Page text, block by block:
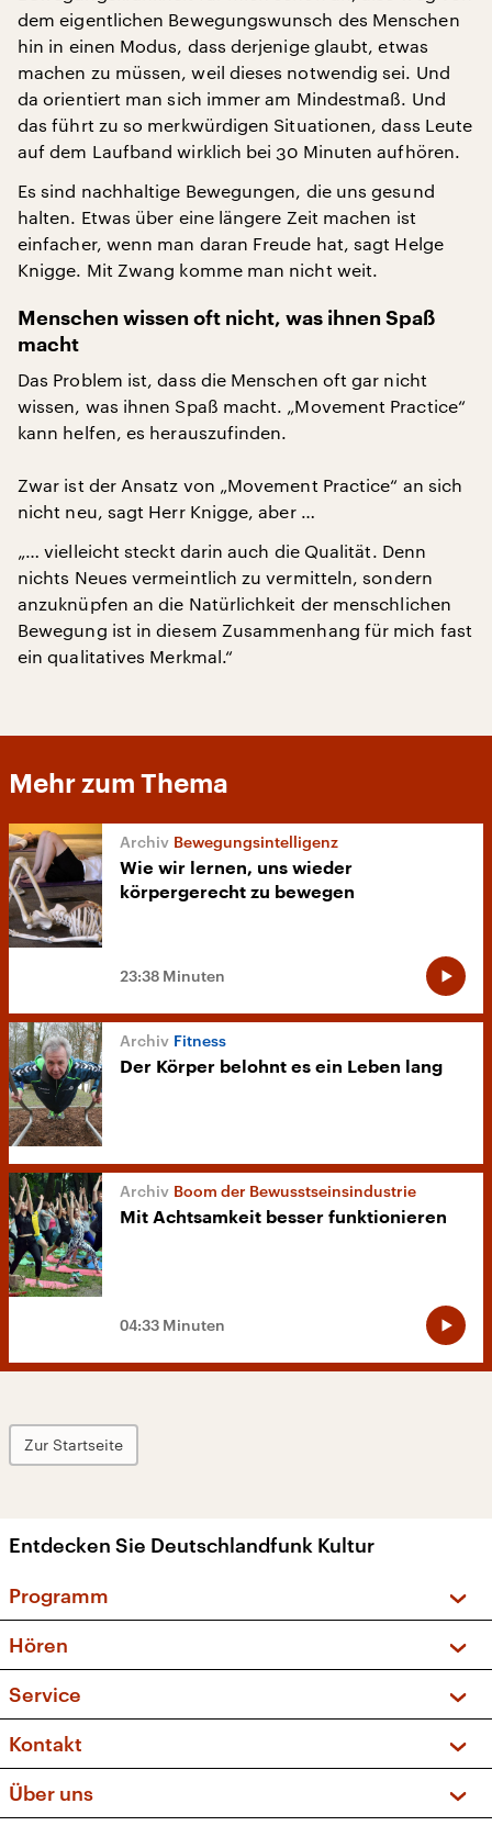
dem eigentlichen Bewegungswunsch des Menschen
hin in einen Modus, dass derjenige glaubt, etwas
machen zu müssen, weil dieses notwendig sei. Und
da orientiert man sich immer am Mindestmaß. Und
das führt zu so merkwürdigen Situationen, dass Leute
auf dem Laufband wirklich bei 30 Minuten aufhören.
Es sind nachhaltige Bewegungen, die uns gesund
halten. Etwas über eine längere Zeit machen ist
einfacher, wenn man daran Freude hat, sagt Helge
Knigge. Mit Zwang komme man nicht weit.
Menschen wissen oft nicht, was ihnen Spaß
macht
Das Problem ist, dass die Menschen oft gar nicht
wissen, was ihnen Spaß macht. „Movement Practice“
kann helfen, es herauszufinden.
Zwar ist der Ansatz von „Movement Practice“ an sich
nicht neu, sagt Herr Knigge, aber …
„… vielleicht steckt darin auch die Qualität. Denn
nichts Neues vermeintlich zu vermitteln, sondern
anzuknüpfen an die Natürlichkeit der menschlichen
Bewegung ist in diesem Zusammenhang für mich fast
ein qualitatives Merkmal.“
Mehr zum Thema
Bewegungsintelligenz
Wie wir lernen, uns wieder
körpergerecht zu bewegen
23:38 Minuten
Fitness
Der Körper belohnt es ein Leben lang
Boom der Bewusstseinsindustrie
Mit Achtsamkeit besser funktionieren
04:33 Minuten
Zur Startseite
Entdecken Sie Deutschlandfunk Kultur
Programm
Sendungen und Podcasts
Musikliste
Kakadu – Das Kinderprogramm
Hören
Frequenzen (UKW + DAB+)
Service
FAQ
Apps
Newsletter
Kontakt
Social Media
Über uns